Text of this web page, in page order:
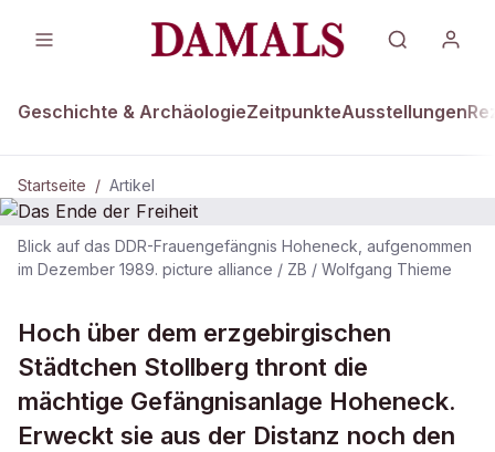
Geschichte & ArchäologieZeitpunkteAusstellungen
Startseite / Artikel
DAMALS Plus
Blick auf das DDR-Frauengefängnis Hoheneck, aufgenommen
im Dezember 1989. picture alliance / ZB / Wolfgang Thieme
Hoch über dem erzgebirgischen
Städtchen Stollberg thront die
mächtige Gefängnisanlage Hoheneck.
Erweckt sie aus der Distanz noch den